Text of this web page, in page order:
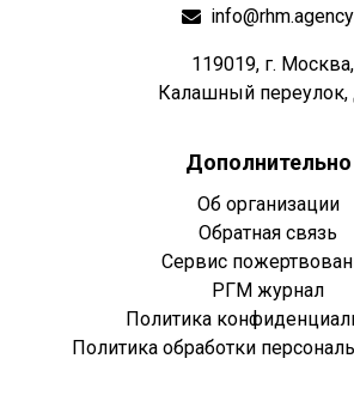
info@rhm.agency
119019, г. Москва,
Калашный переулок,
Дополнительно
Об организации
Обратная связь
Сервис
РГМ журнал
Политика
Политика обработки